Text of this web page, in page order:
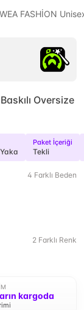
FASHİON
Oversize
Paket İçeriği
Tekli
4 Farklı Beden
2 Farklı Renk
kargoda